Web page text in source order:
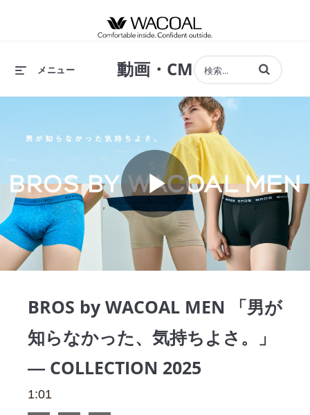
動画・CM
メニュー 動画の検索語句
Play
BROS by WACOAL MEN 「男が
知らなかった、気持ちよさ。」
― COLLECTION 2025
1:01